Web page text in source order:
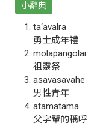
小辭典
ta‘avalra
勇士成年禮
molapangolai
祖靈祭
asavasavahe
男性青年
atamatama
父字輩的稱呼